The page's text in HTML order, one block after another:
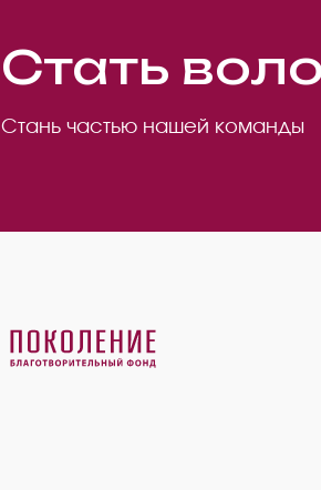
Стать
Стань частью нашей команды